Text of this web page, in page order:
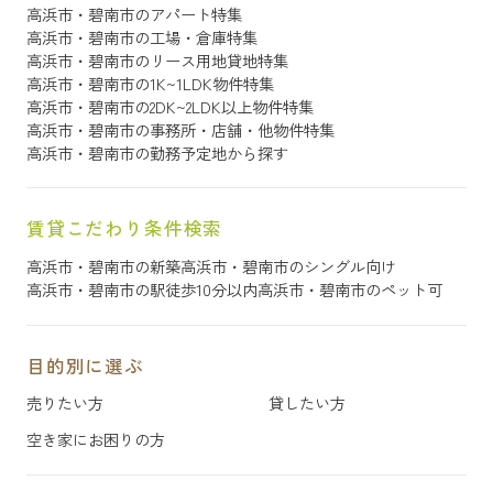
高浜市・碧南市のアパート特集
高浜市・碧南市の工場・倉庫特集
高浜市・碧南市のリース用地貸地特集
高浜市・碧南市の1K~1LDK物件特集
高浜市・碧南市の2DK~2LDK以上物件特集
高浜市・碧南市の事務所・店舗・他物件特集
高浜市・碧南市の勤務予定地から探す
賃貸こだわり条件検索
高浜市・碧南市の新築高浜市・碧南市のシングル向け
高浜市・碧南市の駅徒歩10分以内高浜市・碧南市のペット可
目的別に選ぶ
売りたい方
貸したい方
空き家にお困りの方